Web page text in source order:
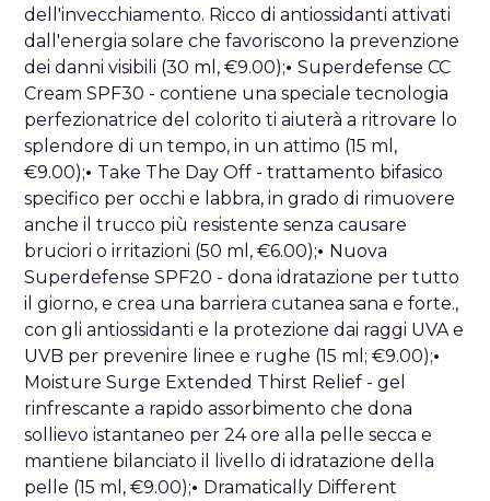
dell'invecchiamento. Ricco di antiossidanti attivati
dall'energia solare che favoriscono la prevenzione
dei danni visibili (30 ml, €9.00);•Superdefense CC
Cream SPF30 - contiene una speciale tecnologia
perfezionatrice del colorito ti aiuterà a ritrovare lo
splendore di un tempo, in un attimo (15 ml,
€9.00);• Take The Day Off - trattamento bifasico
specifico per occhi e labbra, in grado di rimuovere
anche il trucco più resistente senza causare
bruciori o irritazioni (50 ml, €6.00);• Nuova
Superdefense SPF20 - dona idratazione per tutto
il giorno, e crea una barriera cutanea sana e forte.,
con gli antiossidanti e la protezione dai raggi UVA e
UVB per prevenire linee e rughe (15 ml; €9.00);•
Moisture Surge Extended Thirst Relief - gel
rinfrescante a rapido assorbimento che dona
sollievo istantaneo per 24 ore alla pelle secca e
mantiene bilanciato il livello di idratazione della
pelle (15 ml, €9.00);• Dramatically Different